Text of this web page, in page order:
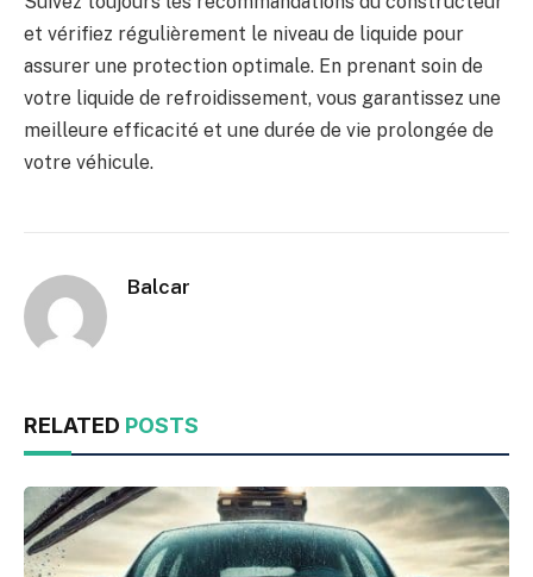
et vérifiez régulièrement le niveau de liquide pour
assurer une protection optimale. En prenant soin de
votre liquide de refroidissement, vous garantissez une
meilleure efficacité et une durée de vie prolongée de
votre véhicule.
Balcar
RELATED POSTS